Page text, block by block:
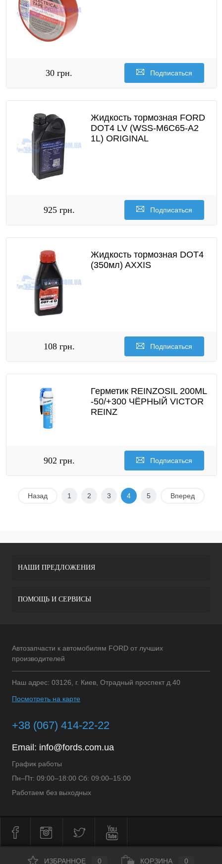
30 грн. Подписаться
Жидкость тормозная FORD
DOT4 LV (WSS-M6C65-A2
1L) ORIGINAL
925 грн. Подписаться
Жидкость тормозная DOT4
(350мл) AXXIS
108 грн. Подписаться
Герметик REINZOSIL 200ML
-50/+300 ЧЁРНЫЙ VICTOR
REINZ
902 грн. Подписаться
Назад 1 2 3 4 5 Вперед
НАШИ ПРЕДЛОЖЕНИЯ
ПОМОЩЬ И СЕРВИСЫ
Автозапчасти к автомобилям FORD от лучших
производителей
Наш адрес: 03126, г. Киев, Отрадный проспект д.40
Посмотреть на карте
+38 (067) 414-22-22
Email: info@fords.com.ua
График работы
Пн–Пт: 09:00–18:00 Сб: 09:00–15:00
Работаем без выходных
ИЗБРАННОЕ 0 КОРЗИНА 0